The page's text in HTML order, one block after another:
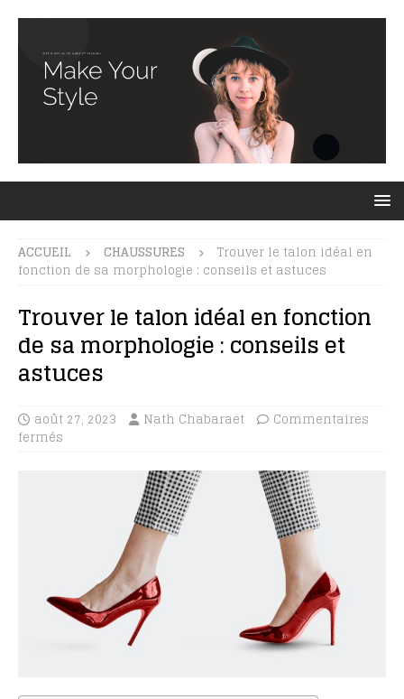
ACCUEIL CHAUSSURES
Trouver le talon idéal en
fonction de sa morphologie : conseils et astuces
Trouver le talon idéal en fonction
de sa morphologie : conseils et
astuces
août 27, 2023 Nath Chabaraet
Commentaires
fermés